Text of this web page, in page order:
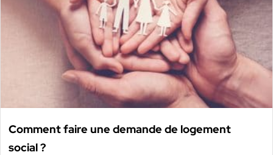
Comment faire une demande de logement
social ?